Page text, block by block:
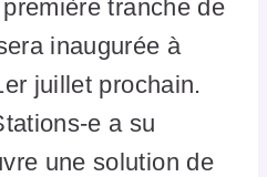
tranche de
inaugurée à
juillet prochain.
e a su
une solution de